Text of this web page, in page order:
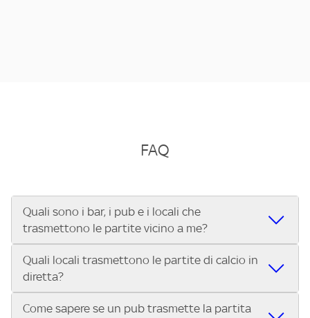
FAQ
Quali sono i bar, i pub e i locali che
trasmettono le partite vicino a me?
Se cerchi un bar, pub, ristorante o locale vicino a te per
vedere le partite di Serie A ENILIVE, la Serie C Sky Wifi, la
UEFA Champions League, la UEFA Europa League, la UEFA
Conference League, il Tennis, la Formula 1®, la MotoGP™ e
Quali locali trasmettono le partite di calcio in
diretta?
Vuoi sapere quali bar, pub o ristoranti mostrano le partite
Come sapere se un pub trasmette la partita